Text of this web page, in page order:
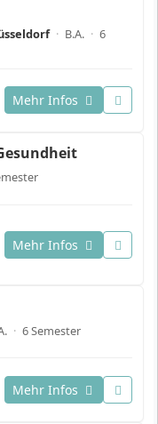
· B.A. · 6
Mehr Infos
Mehr Infos
· 6 Semester
Mehr Infos